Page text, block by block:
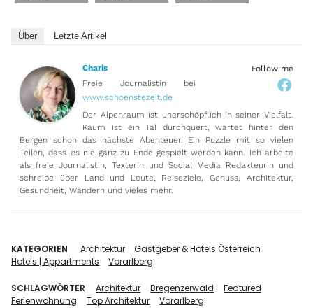
Über Letzte Artikel
Follow me
Charis
Freie Journalistin bei
www.schoenstezeit.de
Der Alpenraum ist unerschöpflich in seiner Vielfalt.
Kaum ist ein Tal durchquert, wartet hinter den
Bergen schon das nächste Abenteuer. Ein Puzzle mit so vielen
Teilen, dass es nie ganz zu Ende gespielt werden kann. Ich arbeite
als freie Journalistin, Texterin und Social Media Redakteurin und
schreibe über Land und Leute, Reiseziele, Genuss, Architektur,
Gesundheit, Wandern und vieles mehr.
KATEGORIEN Architektur
Gastgeber & Hotels Österreich
Hotels | Appartments
Vorarlberg
SCHLAGWÖRTER Architektur Bregenzerwald
Featured
Ferienwohnung
Top Architektur Vorarlberg